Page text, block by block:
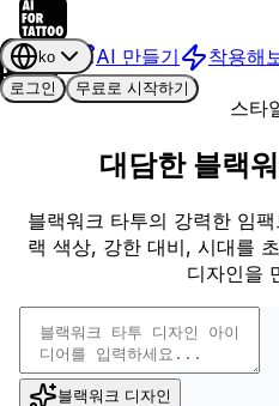
AI 만들기 착용해
ko
로그인
무료로 시작하기
스타
대담한 블랙
블랙워크 타투의 강력한 임
랙 색상, 강한 대비, 시대를
디자인을
블랙워크 디자인